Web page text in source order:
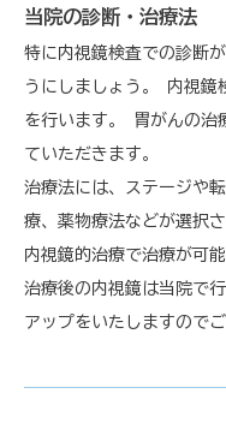
当院の診断・治療法
特に内視鏡検査での診断
うにしましょう。 内視鏡
を行います。 胃がんの治
ていただきます。
治療法には、ステージや
療、薬物療法などが選択
内視鏡的治療で治療が可能
治療後の内視鏡は当院で
アップをいたしますので